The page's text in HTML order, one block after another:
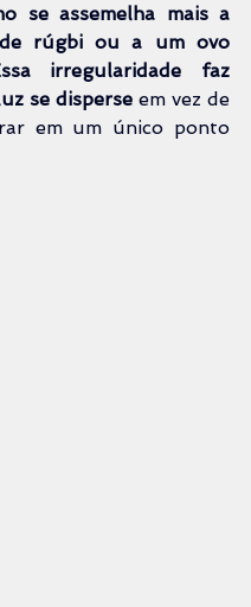
se assemelha mais a
rúgbi ou a um ovo
irregularidade faz
se disperse em vez de
em um único ponto